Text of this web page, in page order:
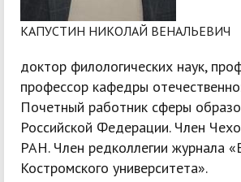
КАПУСТИН НИКОЛАЙ ВЕНАЛЬЕВИЧ
доктор филологических наук,
профессор кафедры
Почетный работник сферы
Российской Федерации. Член
РАН. Член редколлегии журнала
Костромского университета».